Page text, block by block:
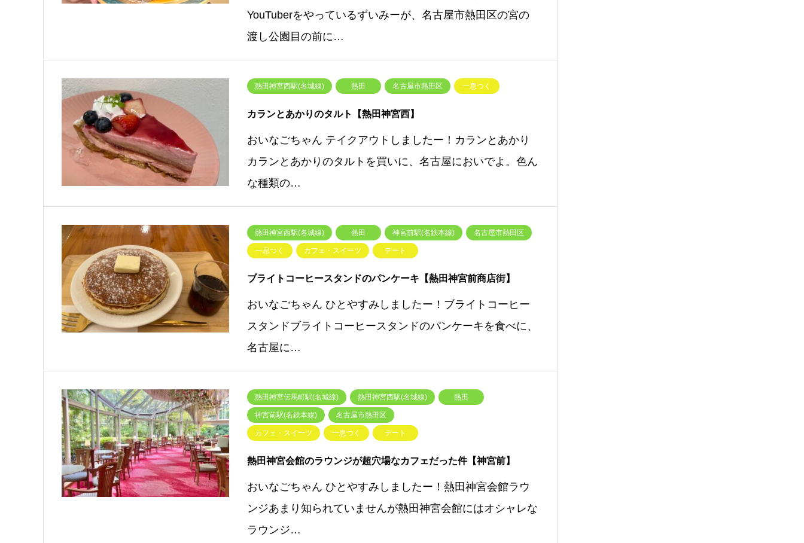
YouTuberをやっているずいみーが、名古屋市熱田区の宮の
渡し公園目の前に…
熱田神宮西駅(名城線) 熱田 名古屋市熱田区 一息つく
カランとあかりのタルト【熱田神宮西】
おいなごちゃん テイクアウトしましたー！カランとあかり
カランとあかりのタルトを買いに、名古屋においでよ。色ん
な種類の…
熱田神宮西駅(名城線) 熱田 神宮前駅(名鉄本線) 名古屋市熱田区
一息つく カフェ・スイーツ デート
ブライトコーヒースタンドのパンケーキ【熱田神宮前商店街】
おいなごちゃん ひとやすみしましたー！ブライトコーヒー
スタンドブライトコーヒースタンドのパンケーキを食べに、
名古屋に…
熱田神宮伝馬町駅(名城線) 熱田神宮西駅(名城線) 熱田
神宮前駅(名鉄本線) 名古屋市熱田区
カフェ・スイーツ 一息つく デート
熱田神宮会館のラウンジが超穴場なカフェだった件【神宮前】
おいなごちゃん ひとやすみしましたー！熱田神宮会館ラウ
ンジあまり知られていませんが熱田神宮会館にはオシャレな
ラウンジ…